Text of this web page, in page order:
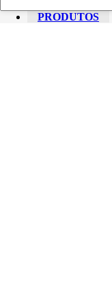
PRODUTOS